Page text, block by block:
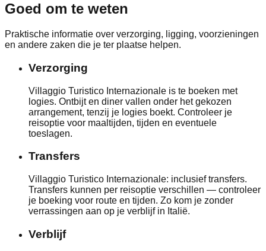
Goed om te weten
Praktische informatie over verzorging, ligging, voorzieningen
en andere zaken die je ter plaatse helpen.
Verzorging
Villaggio Turistico Internazionale is te boeken met
logies. Ontbijt en diner vallen onder het gekozen
arrangement, tenzij je logies boekt. Controleer je
reisoptie voor maaltijden, tijden en eventuele
toeslagen.
Transfers
Villaggio Turistico Internazionale: inclusief transfers.
Transfers kunnen per reisoptie verschillen — controleer
je boeking voor route en tijden. Zo kom je zonder
verrassingen aan op je verblijf in Italië.
Verblijf